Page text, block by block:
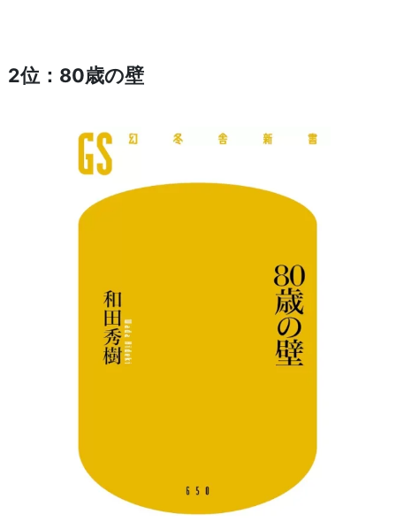
2位：80歳の壁